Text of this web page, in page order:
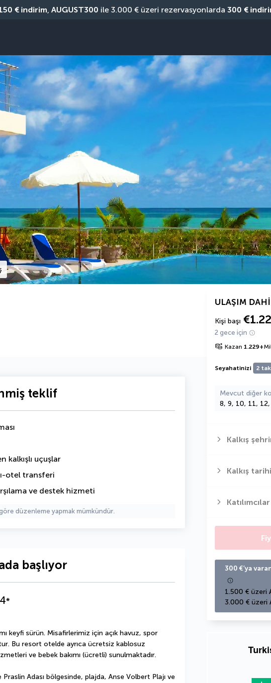
€ indirim, AUGUST300 ile 3.000 € üzeri rezervasyonlarda 300 €
ULAŞIM
Kişi başı
2 gece için
Kazan 1.229+
Seyahatinizi 2
Mevcut diğer
8, 9, 10, 11,
Kalkış
Kalkış
Katılımcılar
300 €’ya
1.500 € üzeri
3.000 € üzeri
teklif
kalkışlı uçuşlar
otel transferi
ve destek hizmeti
düzenleme yapmak mümkündür.
başlıyor
4*
keyfi sürün. Misafirlerimiz için açık havuz, spor
Bu resort otelde ayrıca ücretsiz kablosuz
ve bebek bakımı (ücretli) sunulmaktadır.
Adası bölgesinde, plajda, Anse Volbert Plajı ve